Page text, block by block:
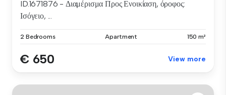
ID.1671876 - Διαμέρισμα Προς Ενοικίαση, όροφος:
Ισόγειο, ...
2 Bedrooms Apartment 150 m²
€ 650 View more